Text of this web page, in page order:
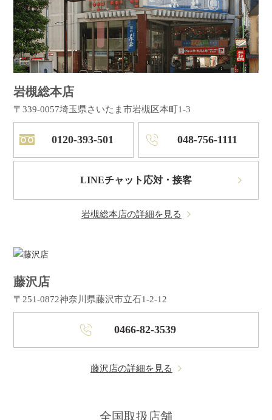
岩槻総本店
〒339-0057埼玉県さいたま市岩槻区本町1-3
0120-393-501 048-756-1111
LINEチャット応対・接客
岩槻総本店の詳細を見る
藤沢店
〒251-0872神奈川県藤沢市立石1-2-12
0466-82-3539
藤沢店の詳細を見る
全国取扱店舗